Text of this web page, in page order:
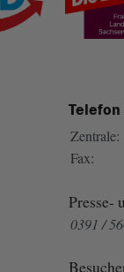
Zentrale:
Fax:
Presse-
0391 /